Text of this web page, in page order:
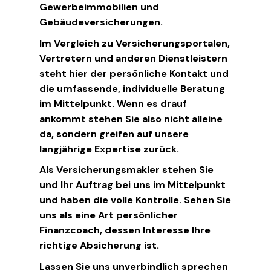
Gewerbeimmobilien und
Gebäudeversicherungen.
Im Vergleich zu Versicherungsportalen,
Vertretern und anderen Dienstleistern
steht hier der persönliche Kontakt und
die umfassende, individuelle Beratung
im Mittelpunkt. Wenn es drauf
ankommt stehen Sie also nicht alleine
da, sondern greifen auf unsere
langjährige Expertise zurück.
Als Versicherungsmakler stehen Sie
und Ihr Auftrag bei uns im Mittelpunkt
und haben die volle Kontrolle. Sehen Sie
uns als eine Art persönlicher
Finanzcoach, dessen Interesse Ihre
richtige Absicherung ist.
Lassen Sie uns unverbindlich sprechen